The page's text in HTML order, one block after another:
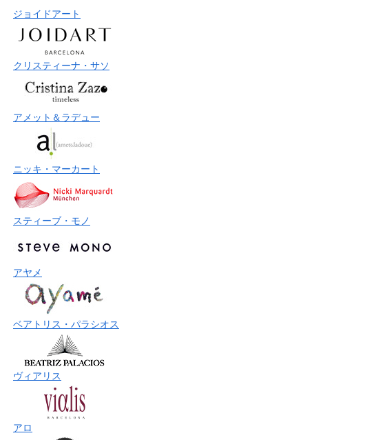
ジョイドアート
クリスティーナ・サソ
アメット＆ラデュー
ニッキ・マーカート
スティーブ・モノ
アヤメ
ベアトリス・パラシオス
ヴィアリス
アロ